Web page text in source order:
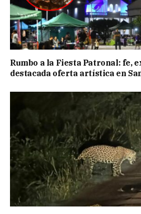
Rumbo a la Fiesta Patronal: fe,
destacada oferta artística en